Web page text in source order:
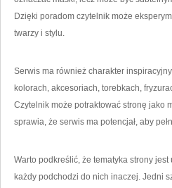
Dzięki poradom czytelnik może
twarzy i stylu.
Serwis ma również charakter
kolorach, akcesoriach, torebkach,
Czytelnik może potraktować stronę jako
sprawia, że serwis ma potencjał, aby
Warto podkreślić, że tematyka strony
każdy podchodzi do nich inaczej. Jedni